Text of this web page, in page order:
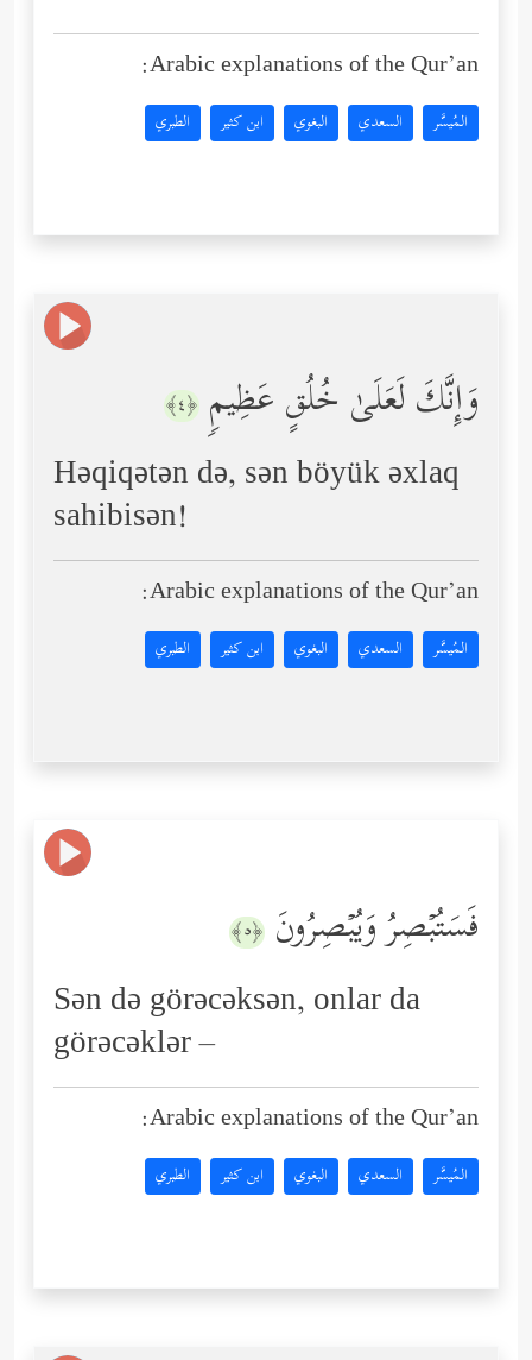
Arabic explanations of the Qur’an:
المُيسَّر السعدي البغوي ابن كثير الطبري
وَإِنَّكَ لَعَلَىٰ خُلُقٍ عَظِیمࣲ ﴿٤﴾
Həqiqətən də, sən böyük əxlaq
sahibisən!
Arabic explanations of the Qur’an:
المُيسَّر السعدي البغوي ابن كثير الطبري
فَسَتُبۡصِرُ وَیُبۡصِرُونَ ﴿٥﴾
Sən də görəcəksən, onlar da
görəcəklər –
Arabic explanations of the Qur’an:
المُيسَّر السعدي البغوي ابن كثير الطبري